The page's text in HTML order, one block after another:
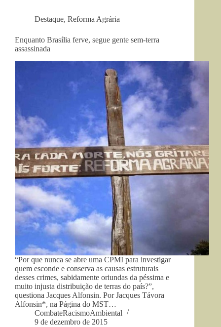
Destaque, Reforma Agrária
Enquanto Brasília ferve, segue gente sem-terra
assassinada
“Por que nunca se abre uma CPMI para investigar
quem esconde e conserva as causas estruturais
desses crimes, sabidamente oriundas da péssima e
muito injusta distribuição de terras do país?”,
questiona Jacques Alfonsin. Por Jacques Távora
Alfonsin*, na Página do MST…
CombateRacismoAmbiental
9 de dezembro de 2015